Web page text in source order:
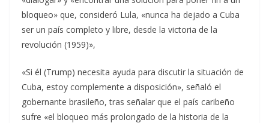
bloqueo» que, consideró Lula, «nunca ha dejado a Cuba
ser un país completo y libre, desde la victoria de la
revolución (1959)»,
«Si él (Trump) necesita ayuda para discutir la situación de
Cuba, estoy complemente a disposición», señaló el
gobernante brasileño, tras señalar que el país caribeño
sufre «el bloqueo más prolongado de la historia de la